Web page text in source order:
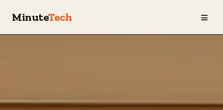
MinuteTech ≡